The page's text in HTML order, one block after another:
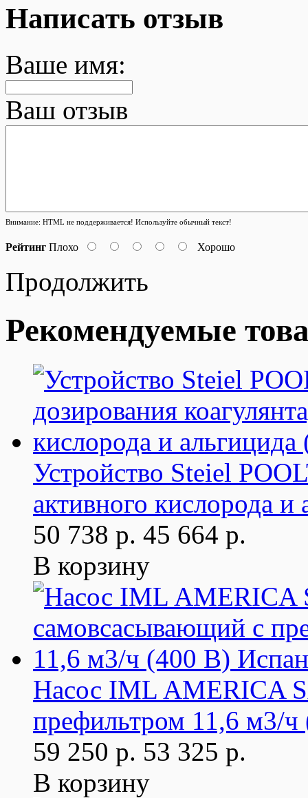
Написать отзыв
Ваше имя:
Ваш отзыв
Внимание: HTML не поддерживается! Используйте обычный текст!
Рейтинг Плохо Хорошо
Продолжить
Рекомендуемые
Устройство Steiel
активного кислорода
50 738 р. 45 664 р.
В корзину
Насос IML AMERICA
префильтром 11,6 м3/
59 250 р. 53 325 р.
В корзину